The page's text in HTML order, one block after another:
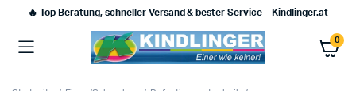
🔥 Top Beratung, schneller Versand & bester Service – Kindlinger.at
0